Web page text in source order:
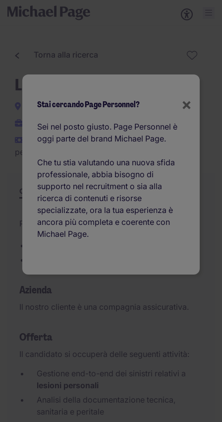
Torna alla ricerca
Liquidatore Lesioni
Milano e provincia
Indeterminato
41.000EUR - 47.000EUR
per anno
Offerta Riepilogo Opportunità di carriera
Pubblicato il 09/07/2026
Azienda
Il nostro cliente è una compagnia assicurativa.
Offerta
Il candidato si occuperà delle seguenti attività:
Gestione end-to-end dei sinistri relativi a
lesioni personali
Analisi della documentazione tecnica,
sanitaria e peritale
×
Stai cercando Page Personnel?
Sei nel posto giusto. Page Personnel è
oggi parte del brand Michael Page.
Che tu stia valutando una nuova sfida
professionale, abbia bisogno di
supporto nel recruitment o sia alla
ricerca di contenuti e risorse
specializzate, ora la tua esperienza è
ancora più completa e coerente con
Michael Page.